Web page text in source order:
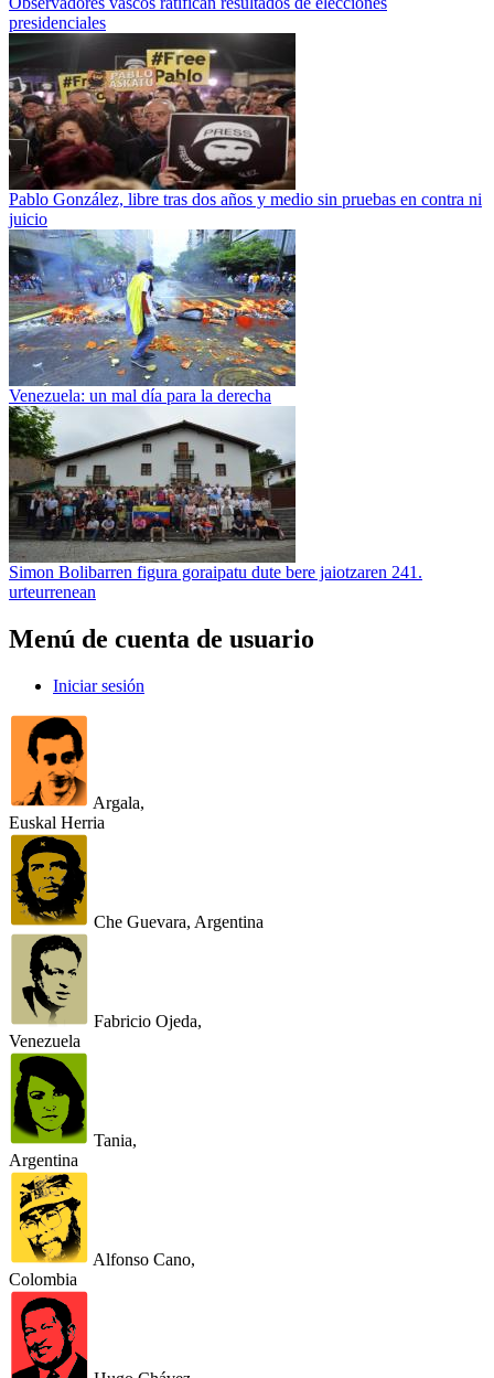
presidenciales
Pablo González, libre tras dos años y medio sin pruebas en contra ni
juicio
Venezuela: un mal día para la derecha
Simon Bolibarren figura goraipatu dute bere jaiotzaren 241.
urteurrenean
Menú de cuenta de usuario
Iniciar sesión
Argala,
Euskal Herria
Che Guevara, Argentina
Fabricio Ojeda,
Venezuela
Tania,
Argentina
Alfonso Cano,
Colombia